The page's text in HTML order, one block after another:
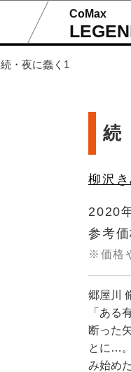
CoMax
続・夜に蠢く1
続
柳沢
2020
参考
※価格
郷屋川
「ある
断った
とに…
み始め